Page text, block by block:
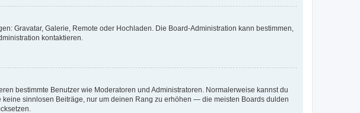
Gravatar, Galerie, Remote oder Hochladen. Die Board-Administration kann bestimmen,
kontaktieren.
bestimmte Benutzer wie Moderatoren und Administratoren. Normalerweise kannst du
sinnlosen Beiträge, nur um deinen Rang zu erhöhen — die meisten Boards dulden